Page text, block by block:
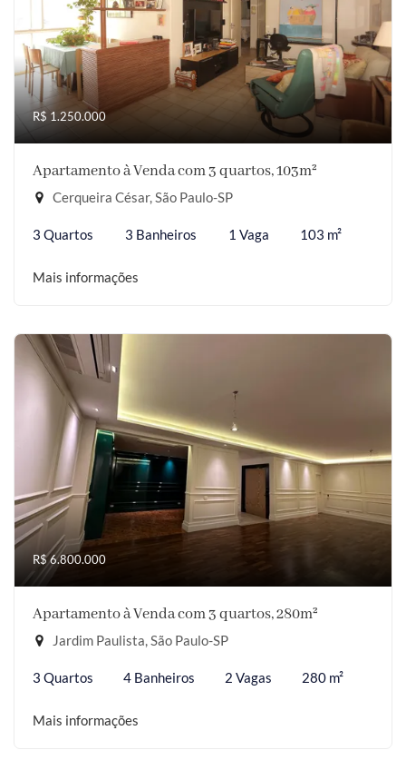
R$ 1.250.000
Apartamento à Venda com 3 quartos, 103m²
Cerqueira César, São Paulo-SP
3 Quartos 3 Banheiros 1 Vaga 103 m²
Mais informações
R$ 6.800.000
Apartamento à Venda com 3 quartos, 280m²
Jardim Paulista, São Paulo-SP
3 Quartos 4 Banheiros 2 Vagas 280 m²
Mais informações